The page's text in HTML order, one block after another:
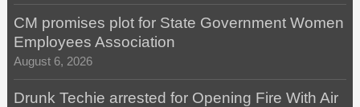
CM promises plot for State Government Women
Employees Association
August 6, 2026
Drunk Techie arrested for Opening Fire With Air